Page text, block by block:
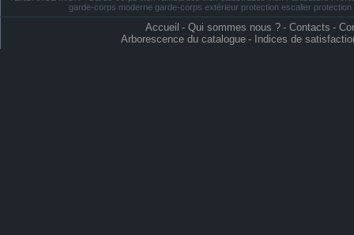
garde-corps moderne garde-corps extérieur protection escalier
Accueil - Qui sommes nous ? - Contacts -
Arborescence du catalogue - Indices de